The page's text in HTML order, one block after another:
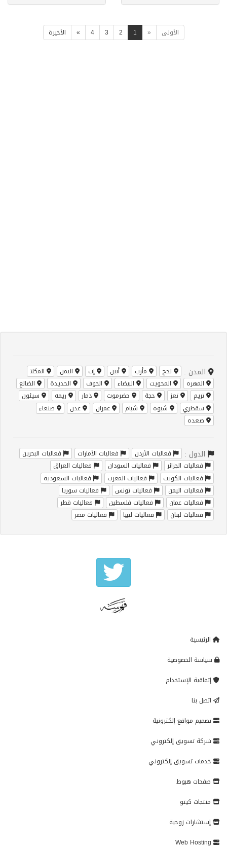
الأولى «
1
2
3
4
» الأخيرة
المدن : لحج مأرب أبين إب اليمن
المكلا
المهره
المحويت البيضاء الجوف الحديدة
الضالع
تريم
تعز حجة حضرموت ذمار ريمه
سيئون
سقطري
شبوه شبام عمران عدن
صنعاء
صعده
الدول : فعاليات الأردن فعاليات الأمارات
فعاليات البحرين
فعاليات الجزائر
فعاليات السودان
فعاليات العراق
فعاليات الكويت
فعاليات المغرب
فعاليات السعودية
فعاليات اليمن
فعاليات تونس
فعاليات سوريا
فعاليات عمان
فعاليات فلسطين
فعاليات قطر
فعاليات لبنان
فعاليات ليبيا فعاليات مصر
الرئيسية
سياسة الخصوصية
إتفاقية الإستخدام
اتصل بنا
تصميم مواقع إلكترونية
شركة تسويق إلكتروني
خدمات تسويق إلكتروني
صفحات هبوط
منتجات كيتو
إستشارات زوجية